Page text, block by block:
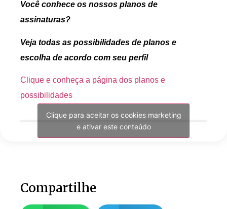
Você conhece os nossos planos de
assinaturas?
Veja todas as possibilidades de planos e
escolha de acordo com seu perfil
Clique e conheça a página dos planos e
possibilidades
Clique para aceitar os cookies marketing
e ativar este conteúdo
Compartilhe